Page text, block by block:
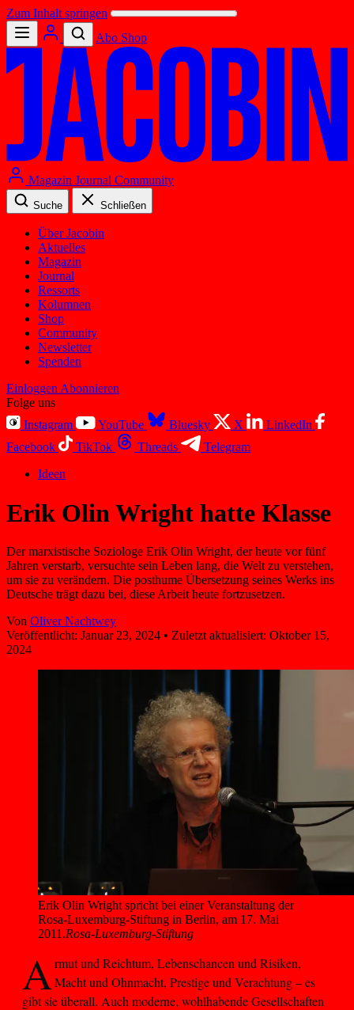
Zum Inhalt springen
Abo Shop
Magazin Journal Community
Suche Schließen
Über Jacobin
Aktuelles
Magazin
Journal
Ressorts
Kolumnen
Shop
Community
Newsletter
Spenden
Einloggen Abonnieren
Folge uns
Instagram
YouTube Bluesky X
LinkedIn
Facebook
TikTok Threads
Telegram
Ideen
Erik Olin Wright hatte Klasse
Der marxistische Soziologe Erik Olin Wright, der heute vor fünf
Jahren verstarb, versuchte sein Leben lang, die Welt zu verstehen,
um sie zu verändern. Die posthume Übersetzung seines Werks ins
Deutsche trägt dazu bei, diese Arbeit heute fortzusetzen.
Von Oliver Nachtwey
Veröffentlicht: Januar 23, 2024 • Zuletzt aktualisiert: Oktober 15,
2024
Erik Olin Wright spricht bei einer Veranstaltung der
Rosa-Luxemburg-Stiftung in Berlin, am 17. Mai
2011.Rosa-Luxemburg-Stiftung
Armut und Reichtum, Lebenschancen und Risiken,
Macht und Ohnmacht, Prestige und Verachtung – es
gibt sie überall. Auch moderne, wohlhabende Gesellschaften